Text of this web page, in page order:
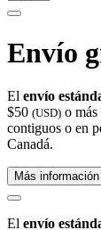
Envío
El envío
$50 (USD) o
contiguos o en
Canadá.
Más información
El envío